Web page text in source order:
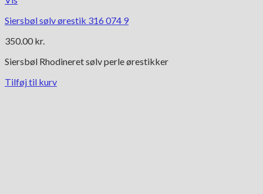
Siersbøl sølv ørestik 316 074 9
350.00 kr.
Siersbøl Rhodineret sølv perle ørestikker
Tilføj til kurv